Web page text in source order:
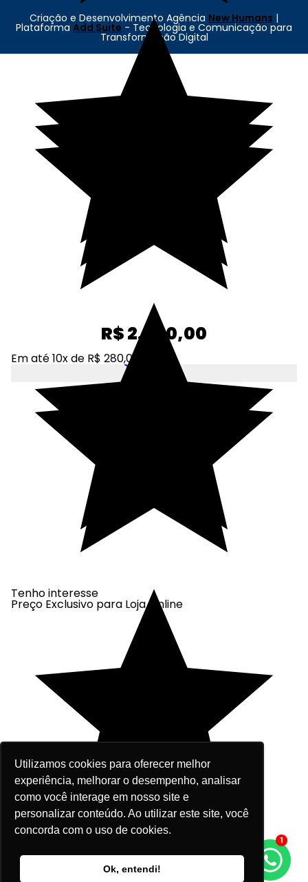
Utilizamos cookies para oferecer melhor
experiência, melhorar o desempenho, analisar
como você interage em nosso site e
personalizar conteúdo. Ao utilizar este site, você
concorda com o uso de cookies.
Ok, entendi!
R$ 2.800,00
Em até 10x de R$ 280,00
Adicionar
Tenho interesse
Preço Exclusivo para Loja Online
R$ 497,00
Criação e Desenvolvimento Agência New Humans |
Plataforma Add Suite - Tecnologia e Comunicação para
Transformação Digital
1